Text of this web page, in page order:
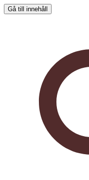
Gå till innehåll